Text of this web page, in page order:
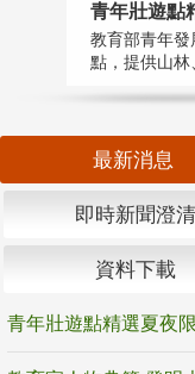
青年壯遊點
教育部青年
點，提供山林
最新消息
即時新聞澄清
資料下載